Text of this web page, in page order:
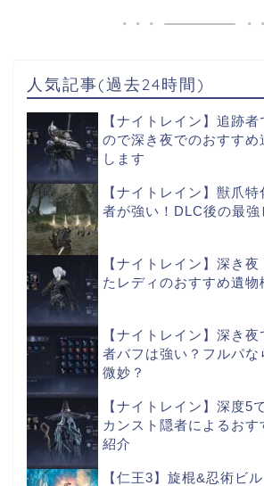
人気記事(過去24時間)
【ナイトレイン】追跡
ので深き夜でのおすすめ
します
【ナイトレイン】獣爪
者が強い！DLC後の最強
【ナイトレイン】深き
たレディのおすすめ遺物
【ナイトレイン】深き
者バフは強い？フルパな
微妙？
【ナイトレイン】深度5
カンスト隠者によるおす
紹介
【仁王3】旋棍&忍術ビ